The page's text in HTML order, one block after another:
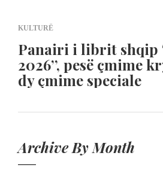
KULTURË
Panairi i librit shqip
2026’’, pesë çmime
dy çmime speciale
Archive By Month